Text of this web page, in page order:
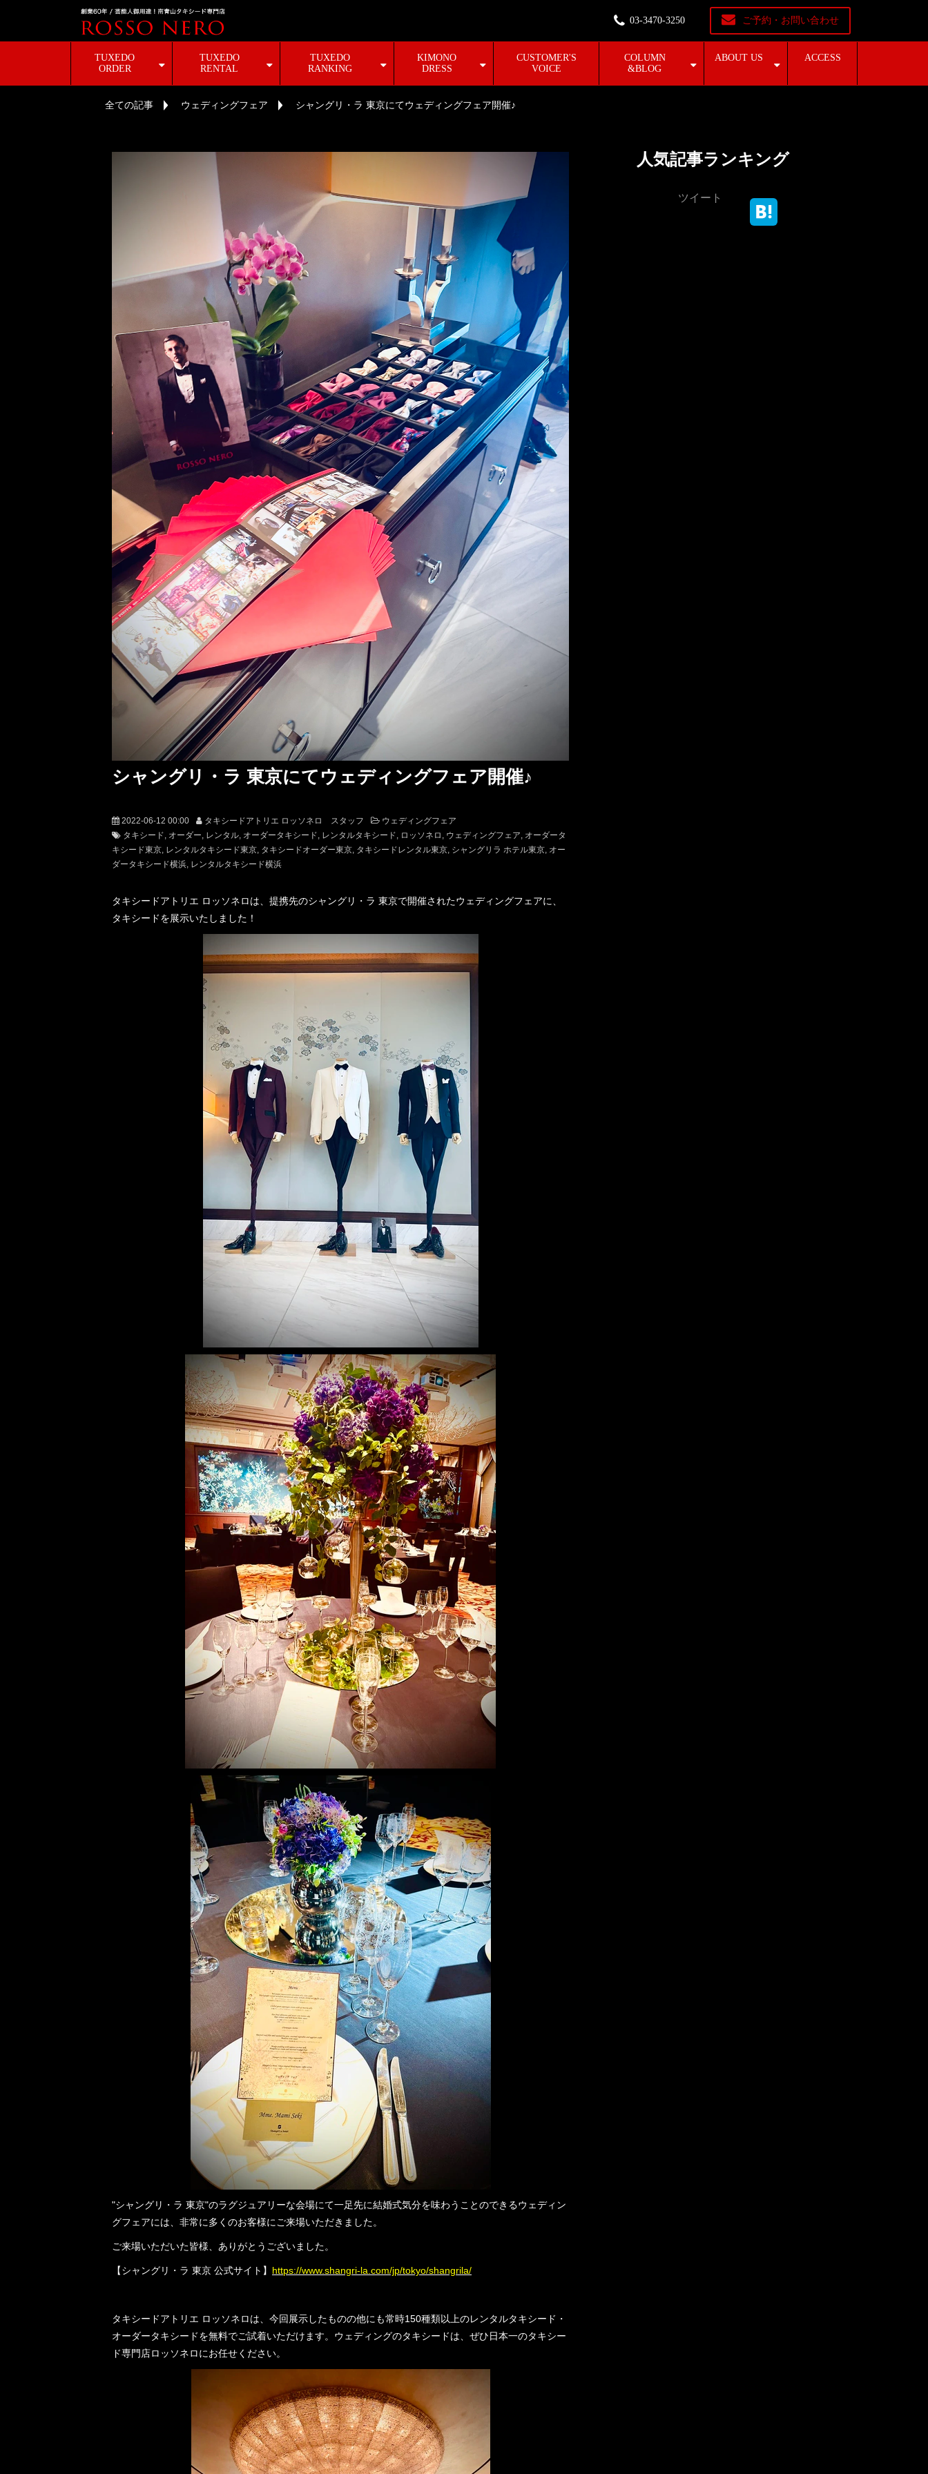
03-3470-3250 ご予約・お問い合わせ
TUXEDO
ORDER
TUXEDO
RENTAL
TUXEDO
RANKING
KIMONO
DRESS
CUSTOMER'S
VOICE
COLUMN
&BLOG
ABOUT US ACCESS
全ての記事 ウェディングフェア シャングリ・ラ 東京にてウェディングフェア開催♪
シャングリ・ラ 東京にてウェディングフェア開催♪
2022-06-12 00:00 タキシードアトリエ ロッソネロ スタッフ
ウェディングフェア
タキシード オーダー レンタル オーダータキシード レンタルタキシード ロッソネロ ウェディングフェア オーダータ
キシード東京 レンタルタキシード東京 タキシードオーダー東京 タキシードレンタル東京 シャングリラ ホテル東京 オー
ダータキシード横浜 レンタルタキシード横浜
タキシードアトリエ ロッソネロは、提携先のシャングリ・ラ 東京で開催されたウェディングフェアに、
タキシードを展示いたしました！
"シャングリ・ラ 東京"のラグジュアリーな会場にて一足先に結婚式気分を味わうことのできるウェディン
グフェアには、非常に多くのお客様にご来場いただきました。
ご来場いただいた皆様、ありがとうございました。
【シャングリ・ラ 東京 公式サイト】 https://www.shangri-la.com/jp/tokyo/shangrila/
タキシードアトリエ ロッソネロは、今回展示したものの他にも常時150種類以上のレンタルタキシード・
オーダータキシードを無料でご試着いただけます。ウェディングのタキシードは、ぜひ日本一のタキシー
ド専門店ロッソネロにお任せください。
人気記事ランキング
ツイート